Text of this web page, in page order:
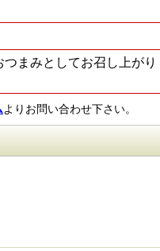
まみとしてお召し上がり
よりお問い合わせ下さい。